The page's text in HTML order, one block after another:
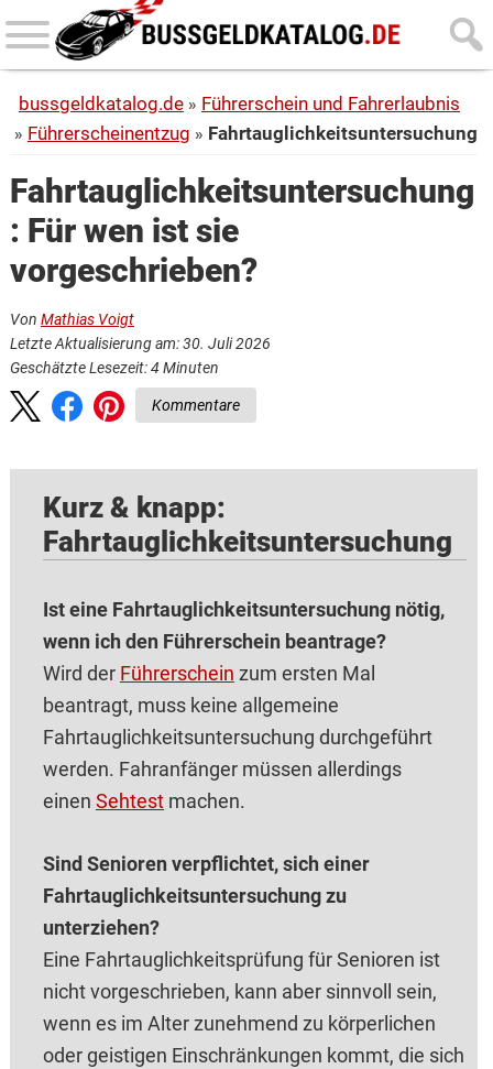
Skip
to
content
Skip
to
sidebar
bussgeldkatalog.de
Führerschein und Fahrerlaubnis
Führerscheinentzug
Fahrtauglichkeitsuntersuchung
Fahrtauglichkeitsuntersuchung
: Für wen ist sie
vorgeschrieben?
Von Mathias Voigt
Letzte Aktualisierung am: 30. Juli 2026
Geschätzte Lesezeit:4 Minuten
Kommentare
Kurz & knapp:
Fahrtauglichkeitsuntersuchung
Ist eine Fahrtauglichkeitsuntersuchung nötig,
wenn ich den Führerschein beantrage?
Wird der Führerschein zum ersten Mal
beantragt, muss keine allgemeine
Fahrtauglichkeitsuntersuchung durchgeführt
werden. Fahranfänger müssen allerdings
einen Sehtestmachen.
Sind Senioren verpflichtet, sich einer
Fahrtauglichkeitsuntersuchung zu
unterziehen?
Eine Fahrtauglichkeitsprüfung für Senioren ist
nicht vorgeschrieben, kann aber sinnvoll sein,
wenn es im Alter zunehmend zu körperlichen
oder geistigen Einschränkungen kommt, die sich